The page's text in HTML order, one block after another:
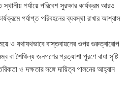
পর্যায়ে পরিবেশ সুরক্ষার কার্যক্রম আরও
পর্যাপ্ত পরিবহনের ব্যবস্থা রাখার আশ্বাস
ও যথাযথভাবে বাস্তবায়নের ওপর গুরুত্বারোপ
বা শৈথিল্য জনগণের প্রত্যাশা পূরণে বাধা সৃষ্টি
ও দক্ষতার সঙ্গে দায়িত্ব পালনের আহ্বান